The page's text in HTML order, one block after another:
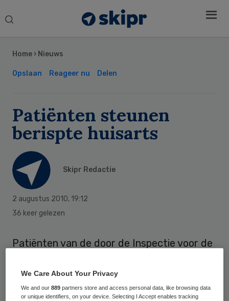
Search
Home › Nieuws
Opslaan Reageer nu Delen
Patiënten steunen
berispte huisarts
Skipr Redactie
2 augustus 2010, 19:12
36 keer gelezen
Patiënten van de door de Inspectie voor de
J.M. Bonnet in Veghel laten op een website
steunbetuigingen achter voor de huisarts.
Sidebar
We Care About Your Privacy
We and our889 partners store and access personal data, like browsing data
or unique identifiers, on your device. Selecting I Accept enables tracking